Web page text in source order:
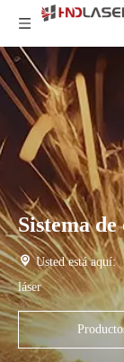
Sistema
Usted está aquí:
láser